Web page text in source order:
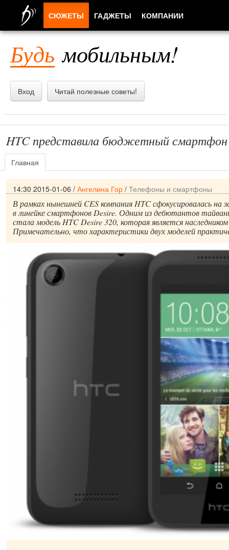
Будь мобильным!
Вход Читай полезные советы!
HTC представила бюджетный смартфон
Главная
14:30 2015-01-06 / Ангелина Гор / Телефоны и смартфоны
В рамках нынешней CES компания HTC сфокусировалась на
в линейке смартфонов Desire. Одним из дебютантов
стала модель HTC Desire 320, которая является
Примечательно, что характеристики двух моделей
СЮЖЕТЫ ГАДЖЕТЫ КОМПАНИИ
ПРИЛОЖЕНИЯ